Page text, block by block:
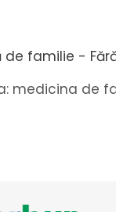
de familie -
medicina de